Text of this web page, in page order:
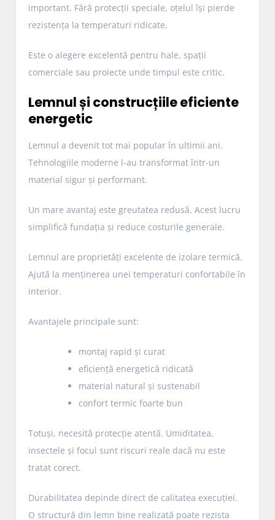
important. Fără protecții speciale, oțelul își pierde
rezistența la temperaturi ridicate.
Este o alegere excelentă pentru hale, spații
comerciale sau proiecte unde timpul este critic.
Lemnul și construcțiile eficiente
energetic
Lemnul a devenit tot mai popular în ultimii ani.
Tehnologiile moderne l-au transformat într-un
material sigur și performant.
Un mare avantaj este greutatea redusă. Acest lucru
simplifică fundația și reduce costurile generale.
Lemnul are proprietăți excelente de izolare termică.
Ajută la menținerea unei temperaturi confortabile în
interior.
Avantajele principale sunt:
montaj rapid și curat
eficiență energetică ridicată
material natural și sustenabil
confort termic foarte bun
Totuși, necesită protecție atentă. Umiditatea,
insectele și focul sunt riscuri reale dacă nu este
tratat corect.
Durabilitatea depinde direct de calitatea execuției.
O structură din lemn bine realizată poate rezista